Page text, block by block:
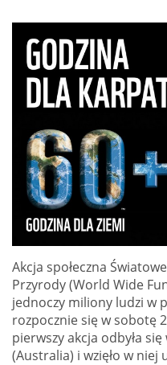
Akcja społeczna
Przyrody (World Wide
jednoczy miliony ludzi w
rozpocznie się w sobotę
pierwszy akcja odbyła
(Australia) i wzięło w niej